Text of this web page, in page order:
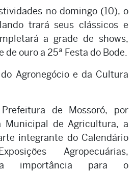
no domingo (10), o
trará seus clássicos e
a grade de shows,
ouro a 25ª Festa do Bode.
Agronegócio e da Cultura
de Mossoró, por
Municipal de Agricultura, a
integrante do Calendário
Agropecuárias,
importância para o